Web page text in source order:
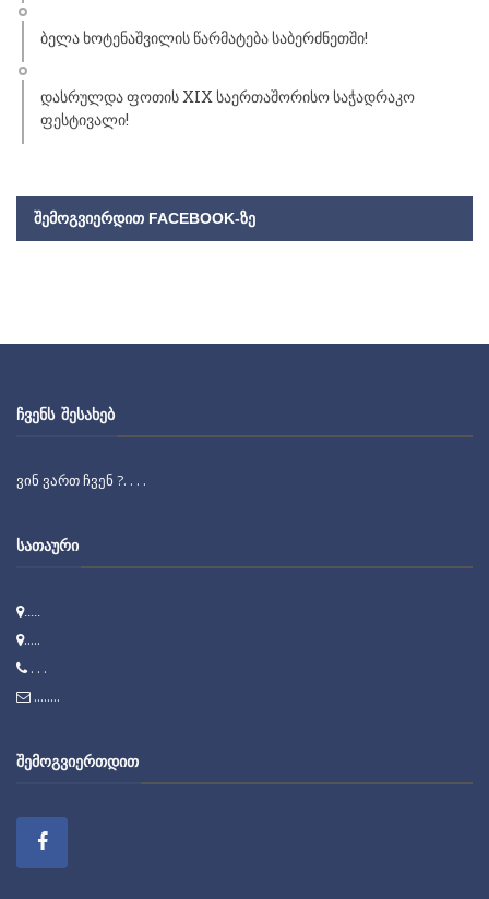
ბელა ხოტენაშვილის წარმატება საბერძნეთში!
დასრულდა ფოთის XIX საერთაშორისო საჭადრაკო
ფესტივალი!
ᲨᲔᲛᲝᲒᲕᲘᲔᲠᲓᲘᲗ FACEBOOK-ᲖᲔ
ᲩᲕᲔᲜᲡ ᲨᲔᲡᲐᲮᲔᲑ
ვინ ვართ ჩვენ ?. . . .
ᲡᲐᲗᲐᲣᲠᲘ
.....
.....
. . .
........
ᲨᲔᲛᲝᲒᲕᲘᲔᲠᲗᲓᲘᲗ